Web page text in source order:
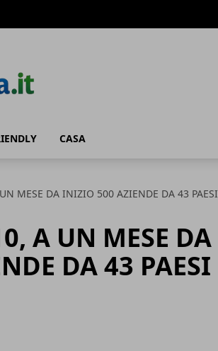
CASA
MESE DA INIZIO 500 AZIENDE DA 43 PAESI
A UN MESE DA
DA 43 PAESI